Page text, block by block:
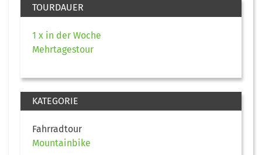
TOURDAUER
1 x in der Woche
Mehrtagestour
KATEGORIE
Fahrradtour
Mountainbike